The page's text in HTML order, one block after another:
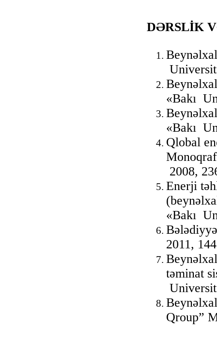
DƏRSLİK
«Bakı
«Bakı
Qlobal
2008,
Enerji
«Bakı
2011,
təminat
Qroup”